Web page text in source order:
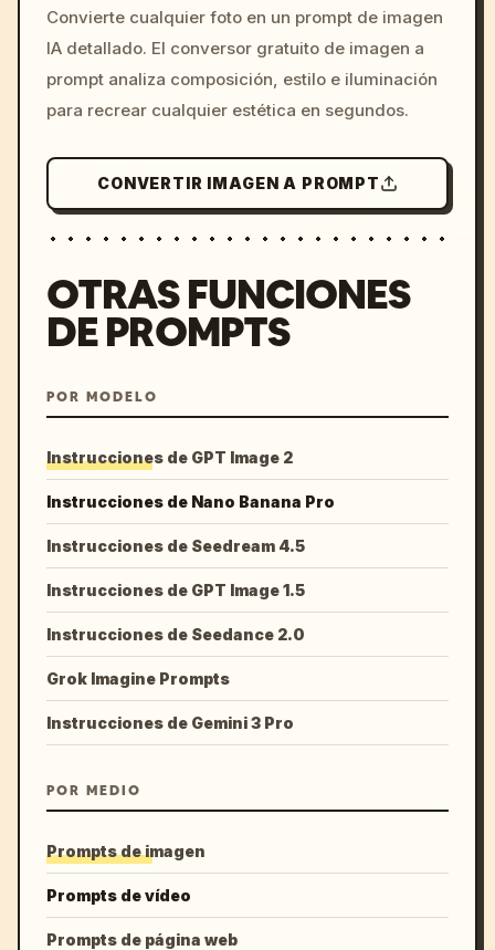
c, cyberpunk sunset, neon
colors, 8k --v 6.0
Convierte cualquier foto en un prompt de imagen
IA detallado. El conversor gratuito de imagen a
prompt analiza composición, estilo e iluminación
para recrear cualquier estética en segundos.
CONVERTIR IMAGEN A PROMPT
OTRAS FUNCIONES
DE PROMPTS
POR MODELO
Instrucciones de GPT Image 2
Instrucciones de Nano Banana Pro
Instrucciones de Seedream 4.5
Instrucciones de GPT Image 1.5
Instrucciones de Seedance 2.0
Grok Imagine Prompts
Instrucciones de Gemini 3 Pro
POR MEDIO
Prompts de imagen
Prompts de vídeo
Prompts de página web